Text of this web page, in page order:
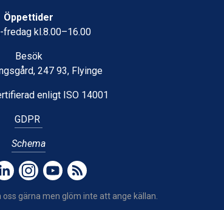
Öppettider
fredag kl.8.00–16.00
Besök
247 93, Flyinge
enligt ISO 14001
GDPR
Schema
gärna men glöm inte att ange källan.